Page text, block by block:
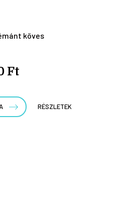
köves
Ft
RÉSZLETEK